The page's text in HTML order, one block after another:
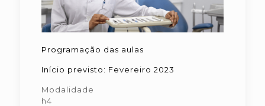
Programação das aulas
Início previsto: Fevereiro 2023
Modalidade
h4